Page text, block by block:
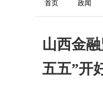
首页 政闻
山西金
五五”开